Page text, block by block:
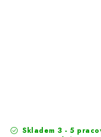
Skladem 3 - 5